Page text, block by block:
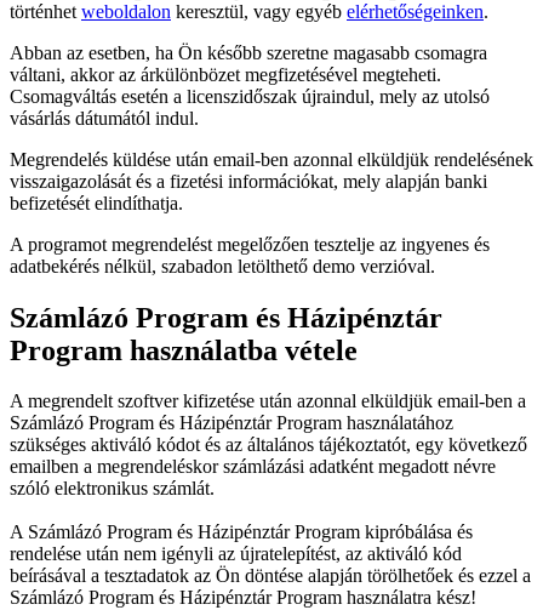
történhet weboldalon keresztül, vagy egyéb elérhetőségeinken.
Abban az esetben, ha Ön később szeretne magasabb csomagra
váltani, akkor az árkülönbözet megfizetésével megteheti.
Csomagváltás esetén a licenszidőszak újraindul, mely az utolsó
vásárlás dátumától indul.
Megrendelés küldése után email-ben azonnal elküldjük rendelésének
visszaigazolását és a fizetési információkat, mely alapján banki
befizetését elindíthatja.
A programot megrendelést megelőzően tesztelje az ingyenes és
adatbekérés nélkül, szabadon letölthető demo verzióval.
Számlázó Program és Házipénztár
Program használatba vétele
A megrendelt szoftver kifizetése után azonnal elküldjük email-ben a
Számlázó Program és Házipénztár Program használatához
szükséges aktiváló kódot és az általános tájékoztatót, egy következő
emailben a megrendeléskor számlázási adatként megadott névre
szóló elektronikus számlát.
A Számlázó Program és Házipénztár Program kipróbálása és
rendelése után nem igényli az újratelepítést, az aktiváló kód
beírásával a tesztadatok az Ön döntése alapján törölhetőek és ezzel a
Számlázó Program és Házipénztár Program használatra kész!